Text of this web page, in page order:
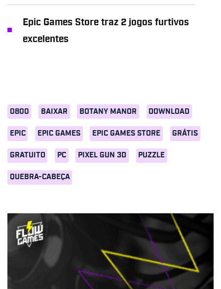
0800 BAIXAR BOTANY MANOR DOWNLOAD
EPIC EPIC GAMES EPIC GAMES STORE GRÁTIS
GRATUITO PC PIXEL GUN 3D PUZZLE
QUEBRA-CABEÇA
Epic Games Store traz 2 jogos furtivos
excelentes